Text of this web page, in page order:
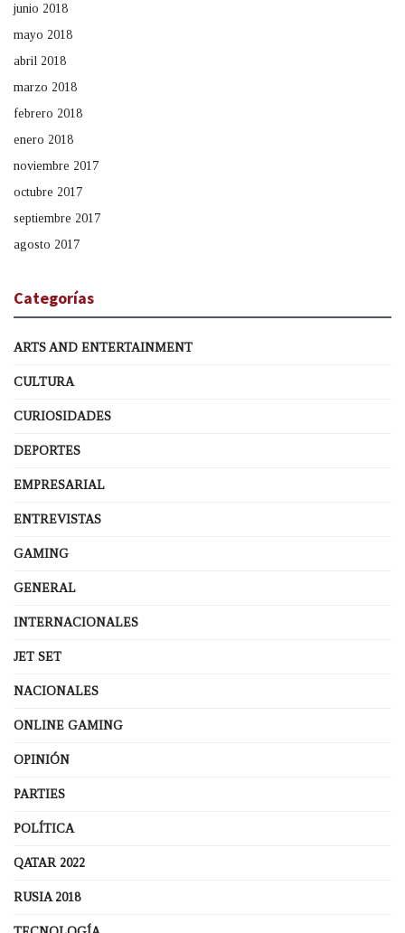
junio 2018
mayo 2018
abril 2018
marzo 2018
febrero 2018
enero 2018
noviembre 2017
octubre 2017
septiembre 2017
agosto 2017
Categorías
ARTS AND ENTERTAINMENT
CULTURA
CURIOSIDADES
DEPORTES
EMPRESARIAL
ENTREVISTAS
GAMING
GENERAL
INTERNACIONALES
JET SET
NACIONALES
ONLINE GAMING
OPINIÓN
PARTIES
POLÍTICA
QATAR 2022
RUSIA 2018